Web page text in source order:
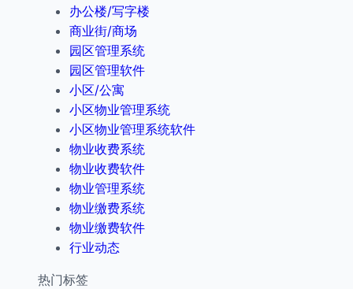
办公楼/写字楼
商业街/商场
园区管理系统
园区管理软件
小区/公寓
小区物业管理系统
小区物业管理系统软件
物业收费系统
物业收费软件
物业管理系统
物业缴费系统
物业缴费软件
行业动态
热门标签